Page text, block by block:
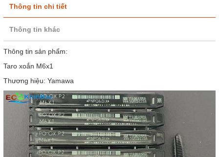
Thông tin chi tiết
Thông tin khác
Thông tin sản phẩm:
Taro xoắn M6x1
Thương hiệu: Yamawa